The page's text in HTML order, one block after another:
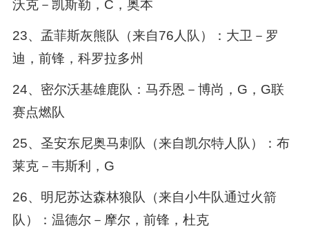
沃克－凯斯勒，C，奥本
23、孟菲斯灰熊队（来自76人队）：大卫－罗
迪，前锋，科罗拉多州
24、密尔沃基雄鹿队：马乔恩－博尚，G，G联
赛点燃队
25、圣安东尼奥马刺队（来自凯尔特人队）：布
莱克－韦斯利，G
26、明尼苏达森林狼队（来自小牛队通过火箭
队）：温德尔－摩尔，前锋，杜克